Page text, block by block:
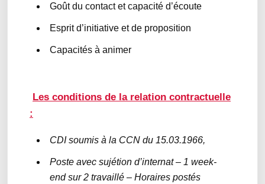
Goût du contact et capacité d’écoute
Esprit d’initiative et de proposition
Capacités à animer
Les conditions de la relation contractuelle
:
CDI soumis à la CCN du 15.03.1966,
Poste avec sujétion d’internat – 1 week-
end sur 2 travaillé – Horaires postés